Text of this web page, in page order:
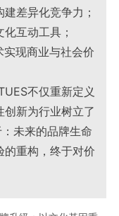
差异化竞争力；
互动工具；
实现商业与社会价
不仅重新定义
新为行业树立了
未来的品牌生命
的重构，终于对价